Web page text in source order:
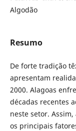
Algodão
Resumo
De forte tradição
apresentam
2000. Alagoas
décadas recentes
neste setor.
os principais